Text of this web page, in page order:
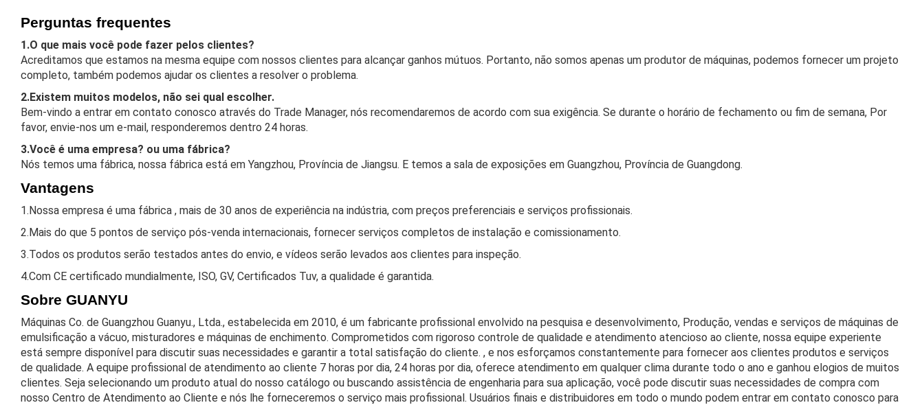
Perguntas frequentes
1.O que mais você pode fazer pelos clientes?
Acreditamos que estamos na mesma equipe com nossos clientes para alcançar ganhos mútuos. Portanto, não somos apenas um produtor de máquinas, podemos fornecer um projeto
completo, também podemos ajudar os clientes a resolver o problema.
2.Existem muitos modelos, não sei qual escolher.
Bem-vindo a entrar em contato conosco através do Trade Manager, nós recomendaremos de acordo com sua exigência. Se durante o horário de fechamento ou fim de semana, Por
favor, envie-nos um e-mail, responderemos dentro 24 horas.
3.Você é uma empresa? ou uma fábrica?
Nós temos uma fábrica, nossa fábrica está em Yangzhou, Província de Jiangsu. E temos a sala de exposições em Guangzhou, Província de Guangdong.
Vantagens
1.Nossa empresa é uma fábrica , mais de 30 anos de experiência na indústria, com preços preferenciais e serviços profissionais.
2.Mais do que 5 pontos de serviço pós-venda internacionais, fornecer serviços completos de instalação e comissionamento.
3.Todos os produtos serão testados antes do envio, e vídeos serão levados aos clientes para inspeção.
4.Com CE certificado mundialmente, ISO, GV, Certificados Tuv, a qualidade é garantida.
Sobre GUANYU
Máquinas Co. de Guangzhou Guanyu., Ltda., estabelecida em 2010, é um fabricante profissional envolvido na pesquisa e desenvolvimento, Produção, vendas e serviços de máquinas de
emulsificação a vácuo, misturadores e máquinas de enchimento. Comprometidos com rigoroso controle de qualidade e atendimento atencioso ao cliente, nossa equipe experiente
está sempre disponível para discutir suas necessidades e garantir a total satisfação do cliente. , e nos esforçamos constantemente para fornecer aos clientes produtos e serviços
de qualidade. A equipe profissional de atendimento ao cliente 7 horas por dia, 24 horas por dia, oferece atendimento em qualquer clima durante todo o ano e ganhou elogios de muitos
clientes. Seja selecionando um produto atual do nosso catálogo ou buscando assistência de engenharia para sua aplicação, você pode discutir suas necessidades de compra com
nosso Centro de Atendimento ao Cliente e nós lhe forneceremos o serviço mais profissional. Usuários finais e distribuidores em todo o mundo podem entrar em contato conosco para